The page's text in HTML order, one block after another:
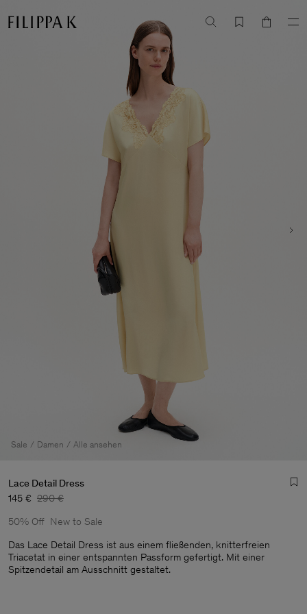
Sale Damen Alle ansehen
Lace Detail Dress
145 € 290 €
50% Off New to Sale
Das Lace Detail Dress ist aus einem fließenden, knitterfreien
Triacetat in einer entspannten Passform gefertigt. Mit einer
Spitzendetail am Ausschnitt gestaltet.